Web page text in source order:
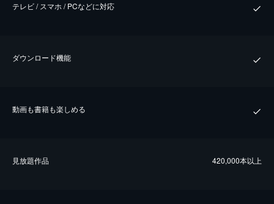
テレビ / スマホ / PCなどに対応
ダウンロード機能
動画も書籍も楽しめる
⾒放題作品 420,000本以上